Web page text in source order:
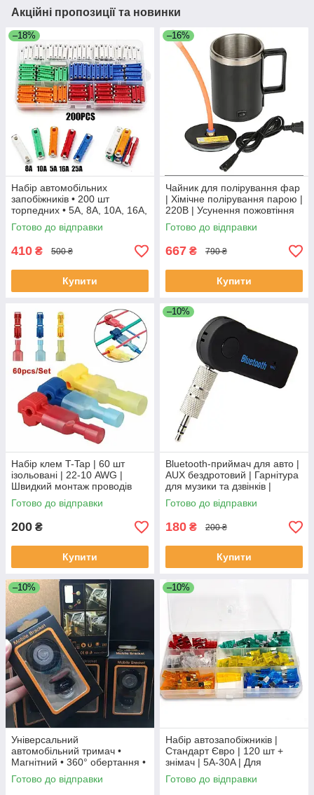
Акційні пропозиції та новинки
–18%
Набір автомобільних
запобіжників • 200 шт
торпедних • 5A, 8A, 10A, 16A,
25A • Для класичних авто
Готово до відправки
410 ₴ 500 ₴
Купити
–16%
Чайник для полірування фар
| Хімічне полірування парою |
220В | Усунення пожовтіння
Готово до відправки
667 ₴ 790 ₴
Купити
Набір клем T-Tap | 60 шт
ізольовані | 22-10 AWG |
Швидкий монтаж проводів
Готово до відправки
200 ₴
Купити
–10%
Bluetooth-приймач для авто |
AUX бездротовий | Гарнітура
для музики та дзвінків |
Кутовий роз'єм
Готово до відправки
180 ₴ 200 ₴
Купити
–10%
Універсальний
автомобільний тримач •
Магнітний • 360° обертання •
Компактний дизайн
Готово до відправки
–10%
Набір автозапобіжників |
Стандарт Євро | 120 шт +
знімач | 5A-30A | Для
авторемонту
Готово до відправки